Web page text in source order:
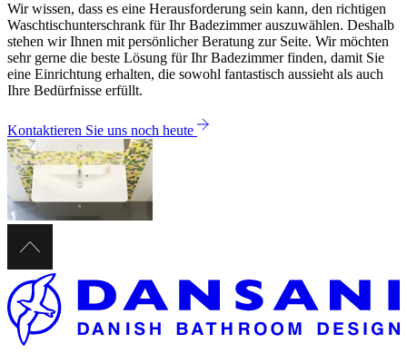
Wir wissen, dass es eine Herausforderung sein kann, den richtigen
Waschtischunterschrank für Ihr Badezimmer auszuwählen. Deshalb
stehen wir Ihnen mit persönlicher Beratung zur Seite. Wir möchten
sehr gerne die beste Lösung für Ihr Badezimmer finden, damit Sie
eine Einrichtung erhalten, die sowohl fantastisch aussieht als auch
Ihre Bedürfnisse erfüllt.
Kontaktieren Sie uns noch heute